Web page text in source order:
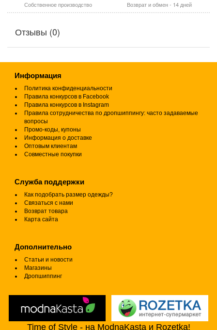
Собственное производство Возврат и обмен - 14 дней
Отзывы (0)
Информация
Политика конфиденциальности
Правила конкурсов в Facebook
Правила конкурсов в Instagram
Правила сотрудничества по дропшиппингу: часто задаваемые
вопросы
Промо-коды, купоны
Информация о доставке
Оптовым клиентам
Совместные покупки
Служба поддержки
Как подобрать размер одежды?
Связаться с нами
Возврат товара
Карта сайта
Дополнительно
Статьи и новости
Магазины
Дропшиппинг
Time of Style - на ModnaKasta и Rozetka!